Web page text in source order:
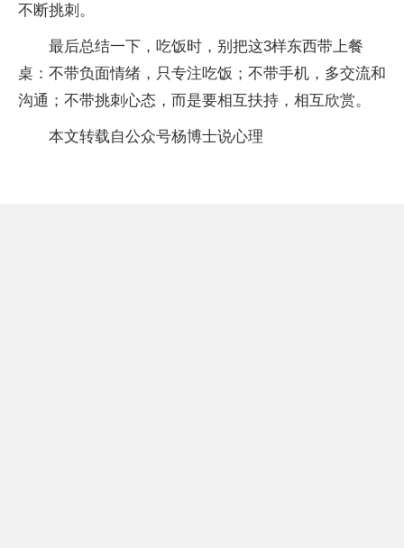
不断挑刺。
最后总结一下，吃饭时，别把这3样东西带上餐
桌：不带负面情绪，只专注吃饭；不带手机，多交流和
沟通；不带挑刺心态，而是要相互扶持，相互欣赏。
本文转载自公众号杨博士说心理